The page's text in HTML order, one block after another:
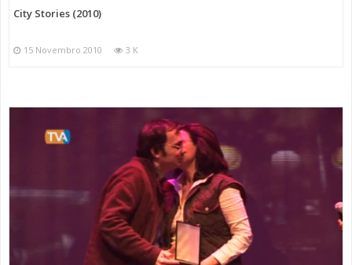
City Stories (2010)
15 Novembro 2010 3 K